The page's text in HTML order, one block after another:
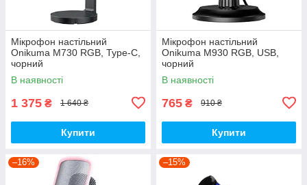
Мікрофон настільний
Onikuma M730 RGB, Type-C,
чорний
В наявності
1 375 ₴ 1 640 ₴
Купити
Мікрофон настільний
Onikuma M930 RGB, USB,
чорний
В наявності
765 ₴ 910 ₴
Купити
–16% –15%